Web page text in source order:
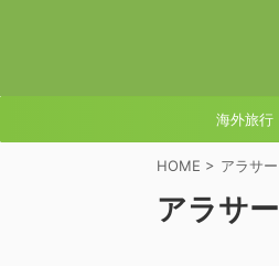
海外旅行
HOME > アラサー
アラサー